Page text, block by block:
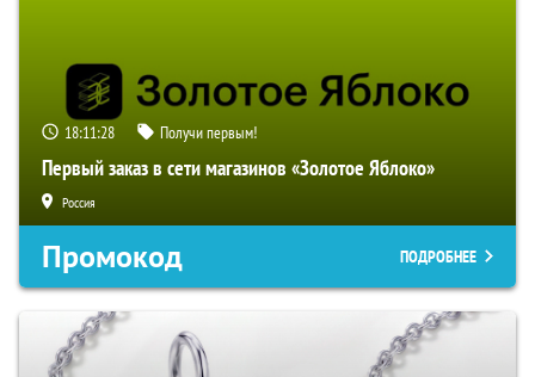
18:11:27 Получи первым!
Первый заказ в сети магазинов «Золотое Яблоко»
Россия
Промокод ПОДРОБНЕЕ